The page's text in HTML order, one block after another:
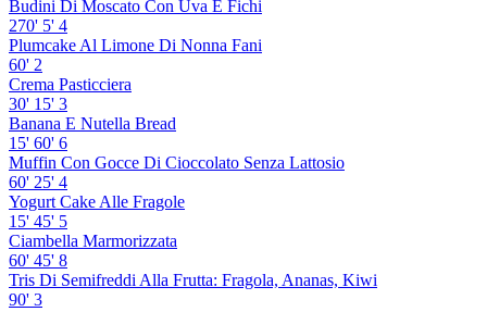
Budini Di Moscato Con Uva E Fichi
270' 5' 4
Plumcake Al Limone Di Nonna Fani
60' 2
Crema Pasticciera
30' 15' 3
Banana E Nutella Bread
15' 60' 6
Muffin Con Gocce Di Cioccolato Senza Lattosio
60' 25' 4
Yogurt Cake Alle Fragole
15' 45' 5
Ciambella Marmorizzata
60' 45' 8
Tris Di Semifreddi Alla Frutta: Fragola, Ananas, Kiwi
90' 3